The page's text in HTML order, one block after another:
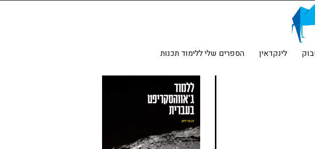
לינקדאין הספרים שלי ללימוד תכנות